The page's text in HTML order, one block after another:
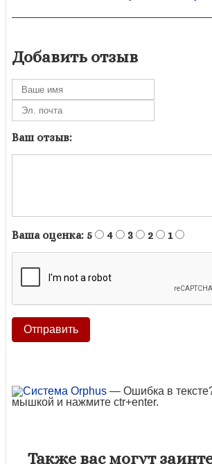
Добавить отзыв
Ваш отзыв:
Ваша оценка: 5 4 3 2 1
— Ошибка в
мышкой и нажмите ctr+enter.
Также вас могут